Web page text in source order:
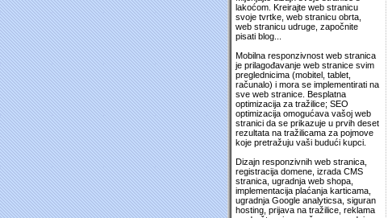
lakoćom. Kreirajte web stranicu
svoje tvrtke, web stranicu obrta,
web stranicu udruge, započnite
pisati blog...
Mobilna responzivnost web stranica
je prilagođavanje web stranice svim
preglednicima (mobitel, tablet,
računalo) i mora se implementirati na
sve web stranice. Besplatna
optimizacija za tražilice; SEO
optimizacija omogućava vašoj web
stranici da se prikazuje u prvih deset
rezultata na tražilicama za pojmove
koje pretražuju vaši budući kupci.
Dizajn responzivnih web stranica,
registracija domene, izrada CMS
stranica, ugradnja web shopa,
implementacija plaćanja karticama,
ugradnja Google analyticsa, siguran
hosting, prijava na tražilice, reklama